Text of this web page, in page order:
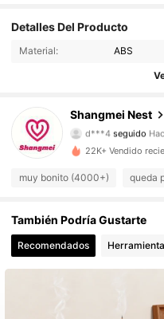
Detalles Del Producto
Material: ABS
Shangmei Nest
4.86 5.1K
5.1K
d***4 seguido
4.86
4.86 5.1K
4.86 5.1K
4.86
22K+ Vendido
muy bonito (4000+) queda
También Podría Gustarte
Recomendados